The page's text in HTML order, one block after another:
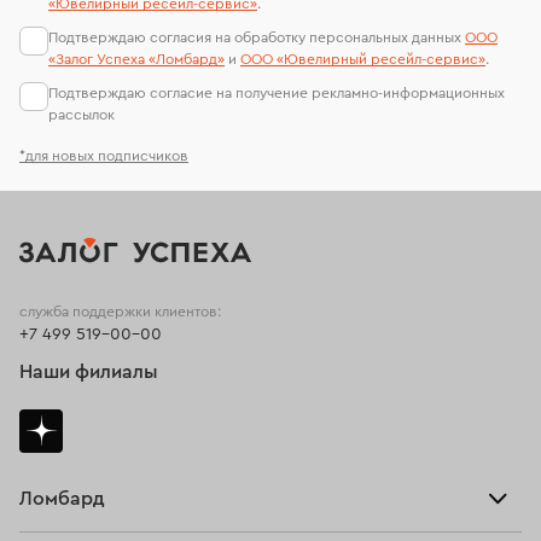
*для новых подписчиков
«Ювелирный ресейл-сервиc».
Подтверждаю согласия на обработку персональных данных ООО
«Залог Успеха «Ломбард» и ООО «Ювелирный ресейл-сервиc».
Подтверждаю согласие на получение рекламно-информационных
рассылок
Ломбард
служба поддержки клиентов:
+7 499 519-00-00
Наши филиалы